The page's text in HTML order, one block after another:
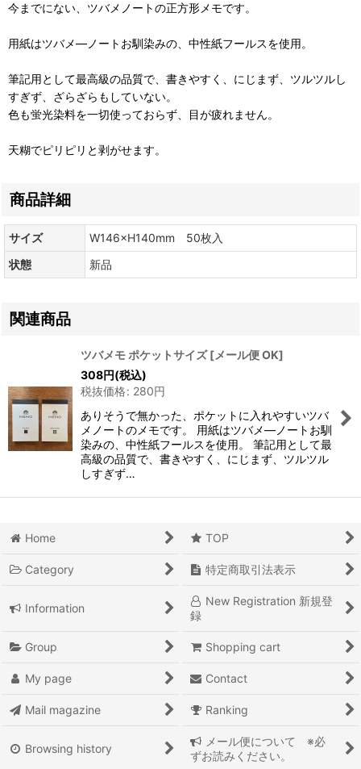
今までにない、ツバメノートの正方形メモです。
用紙はツバメ―ノートお馴染みの、中性紙フールスを使用。
筆記用として最高級の品質で、書きやすく、にじまず、ツルツルし
すぎず、ざらざらもしていない。
色も蛍光染料を一切使っておらず、目が疲れません。
天糊でピリピリと剥がせます。
商品詳細
サイズ
W146×H140mm 50枚入
状態
新品
関連商品
ツバメモ ポケットサイズ [メール便 OK]
308円(税込)
税抜価格: 280円
ありそうで無かった、ポケットに入れやすいツバ
メノートのメモです。 用紙はツバメ―ノートお馴
染みの、中性紙フールスを使用。 筆記用として最
高級の品質で、書きやすく、にじまず、ツルツル
しすぎず…
Home TOP
Category 特定商取引法表示
Information
New Registration 新規登
録
Group Shopping cart
My page Contact
Mail magazine Ranking
Browsing history
メール便について ※必
ずお読みください。